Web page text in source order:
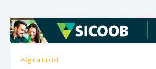
Página inicial